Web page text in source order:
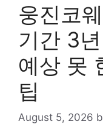
웅진코
기간 3
예상 못
팁
August 5, 2026